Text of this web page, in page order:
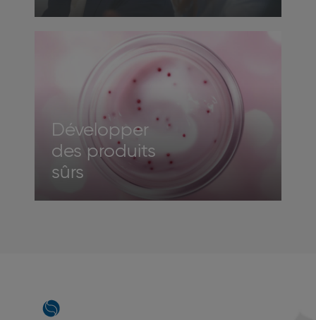
Développer
des produits
sûrs
Main